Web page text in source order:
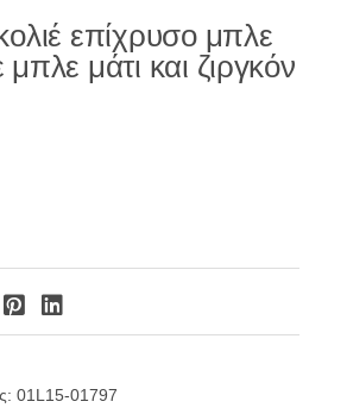
επίχρυσο μπλε
μάτι και ζιργκόν
Pinterest LinkedIn
01L15-01797